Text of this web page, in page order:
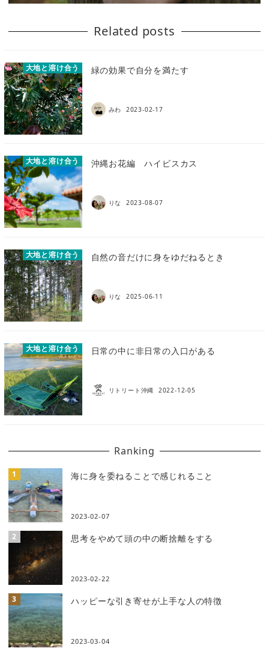
Related posts
大地と溶け合う 緑の効果で自分を満たす
みわ 2023-02-17
大地と溶け合う 沖縄お花編 ハイビスカス
りな 2023-08-07
大地と溶け合う 自然の音だけに身をゆだねるとき
りな 2025-06-11
大地と溶け合う 日常の中に非日常の入口がある
リトリート沖縄 2022-12-05
Ranking
海に身を委ねることで感じれること
2023-02-07
思考をやめて頭の中の断捨離をする
2023-02-22
ハッピーな引き寄せが上手な人の特徴
2023-03-04